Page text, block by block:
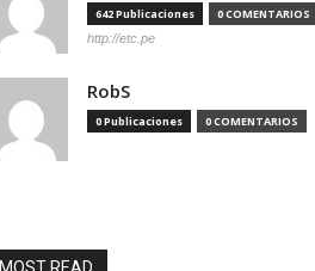
642 Publicaciones 0 COMENTARIOS
http://etc.pe
RobS
0 Publicaciones 0 COMENTARIOS
MOST READ